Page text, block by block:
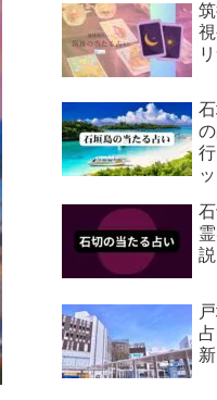
説
新